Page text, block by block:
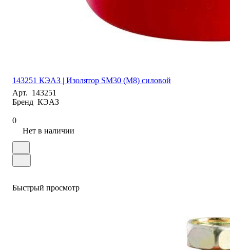
143251 КЭАЗ | Изолятор SM30 (М8) силовой
Арт. 143251
Бренд КЭАЗ
0
Нет в наличии
Быстрый просмотр